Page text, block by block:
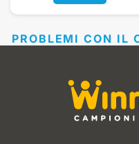
PROBLEMI CON IL